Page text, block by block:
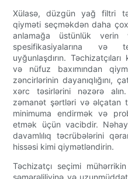
Xülasə, düzgün yağ filtri
qiyməti seçməkdən daha
anlamağa üstünlük verin
spesifikasiyalarına və
uyğunlaşdırın.
və nüfuz baxımından
zəncirlərinin dayanıqlığını,
xərc təsirlərini nəzərə
zəmanət şərtləri və əlçatan
minimuma endirmək və
etmək üçün vacibdir.
davamlılıq təcrübələrini
hissəsi kimi qiymətləndirin.
Təchizatçı seçimi